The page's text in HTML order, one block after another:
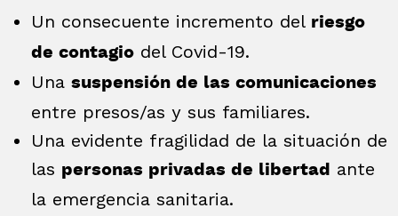
Un consecuente incremento del riesgo
de contagio del Covid-19.
Una suspensión de las comunicaciones
entre presos/as y sus familiares.
Una evidente fragilidad de la situación de
las personas privadas de libertad ante
la emergencia sanitaria.